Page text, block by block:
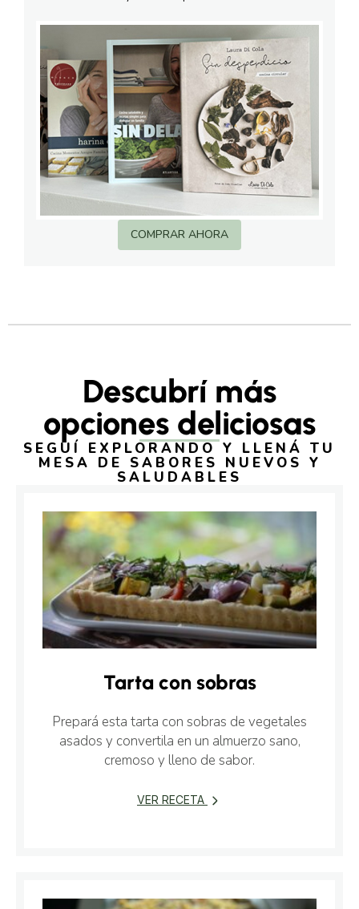
COMPRAR AHORA
Descubrí más
opciones deliciosas
SEGUÍ EXPLORANDO Y LLENÁ TU
MESA DE SABORES NUEVOS Y
SALUDABLES
Tarta con sobras
Prepará esta tarta con sobras de vegetales
asados y convertila en un almuerzo sano,
cremoso y lleno de sabor.
VER RECETA